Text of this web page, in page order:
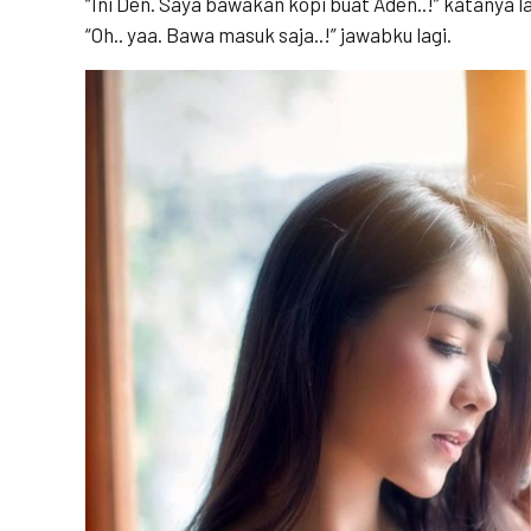
“Oh.. yaa. Bawa masuk saja..!” jawabku lagi.